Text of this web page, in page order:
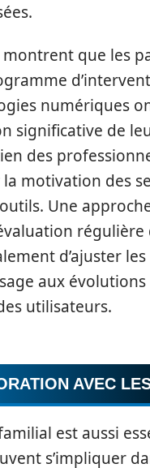
montrent que les
numériques
significative de
des
motivation des
Une
d’ajuster
aux
utilisateurs.
AVEC
est aussi
s’impliquer